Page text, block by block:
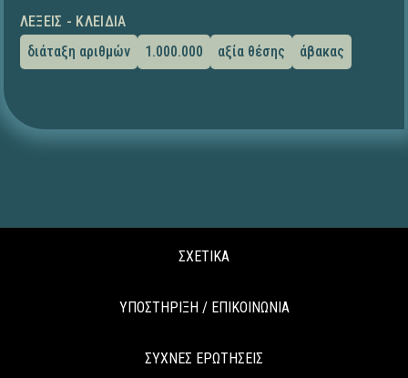
ΛΈΞΕΙΣ - ΚΛΕΙΔΙΆ
διάταξη αριθμών
1.000.000 αξία θέσης άβακας
ΣΧΕΤΙΚΑ
ΥΠΟΣΤΗΡΙΞΗ / ΕΠΙΚΟΙΝΩΝΙΑ
ΣΥΧΝΕΣ ΕΡΩΤΗΣΕΙΣ